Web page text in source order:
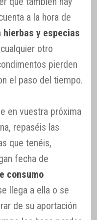
a la hora de
hierbas y especias
otro
pierden
el paso del tiempo.
en vuestra próxima
repaséis las
que tenéis,
fecha de
consumo
llega a ella o se
de su aportación